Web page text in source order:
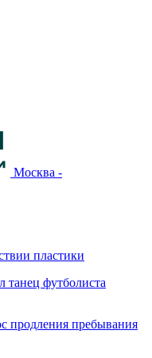
Москва -
пластики
танец футболиста
продления пребывания